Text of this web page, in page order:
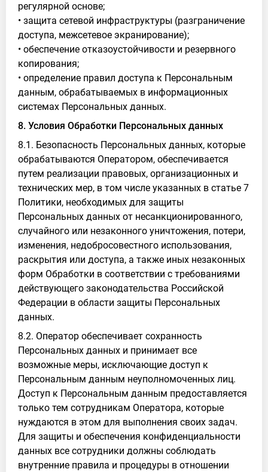
регулярной основе;
• защита сетевой инфраструктуры (разграничение
доступа, межсетевое экранирование);
• обеспечение отказоустойчивости и резервного
копирования;
• определение правил доступа к Персональным
данным, обрабатываемых в информационных
системах Персональных данных.
8. Условия Обработки Персональных данных
8.1. Безопасность Персональных данных, которые
обрабатываются Оператором, обеспечивается
путем реализации правовых, организационных и
технических мер, в том числе указанных в статье 7
Политики, необходимых для защиты
Персональных данных от несанкционированного,
случайного или незаконного уничтожения, потери,
изменения, недобросовестного использования,
раскрытия или доступа, а также иных незаконных
форм Обработки в соответствии с требованиями
действующего законодательства Российской
Федерации в области защиты Персональных
данных.
8.2. Оператор обеспечивает сохранность
Персональных данных и принимает все
возможные меры, исключающие доступ к
Персональным данным неуполномоченных лиц.
Доступ к Персональным данным предоставляется
только тем сотрудникам Оператора, которые
нуждаются в этом для выполнения своих задач.
Для защиты и обеспечения конфиденциальности
данных все сотрудники должны соблюдать
внутренние правила и процедуры в отношении